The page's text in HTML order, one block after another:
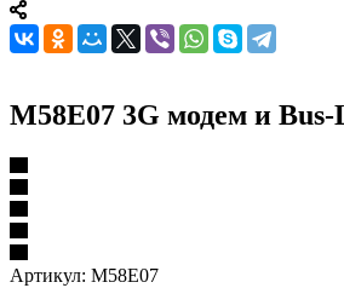
M58E07 3G модем и
Артикул: M58E07